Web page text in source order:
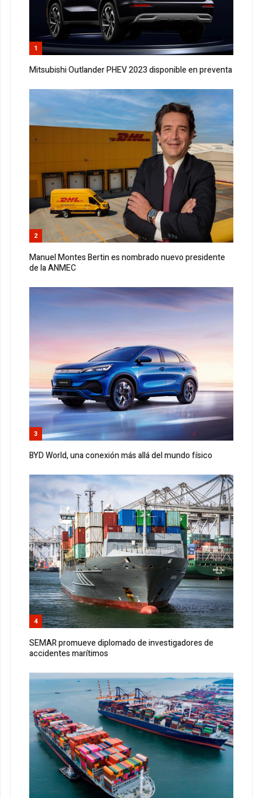
1
Mitsubishi Outlander PHEV 2023 disponible en preventa
2
Manuel Montes Bertin es nombrado nuevo presidente
de la ANMEC
3
BYD World, una conexión más allá del mundo físico
4
SEMAR promueve diplomado de investigadores de
accidentes marítimos